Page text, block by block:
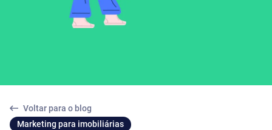
Voltar para o blog
Marketing para imobiliárias